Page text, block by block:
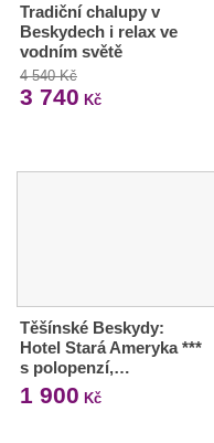
Tradiční chalupy v
Beskydech i relax ve
vodním světě
4 540 Kč
3 740 Kč
Těšínské Beskydy:
Hotel Stará Ameryka ***
s polopenzí,…
1 900 Kč